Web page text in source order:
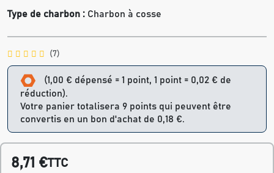
Type de charbon : Charbon à cosse
(7)
(1,00 € dépensé = 1 point, 1 point = 0,02 € de
réduction).
Votre panier totalisera 9 points qui peuvent être
convertis en un bon d'achat de 0,18 €.
8,71 €TTC